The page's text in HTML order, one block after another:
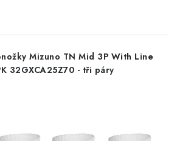
Mizuno TN Mid 3P With Line
32GXCA25Z70 - tři páry